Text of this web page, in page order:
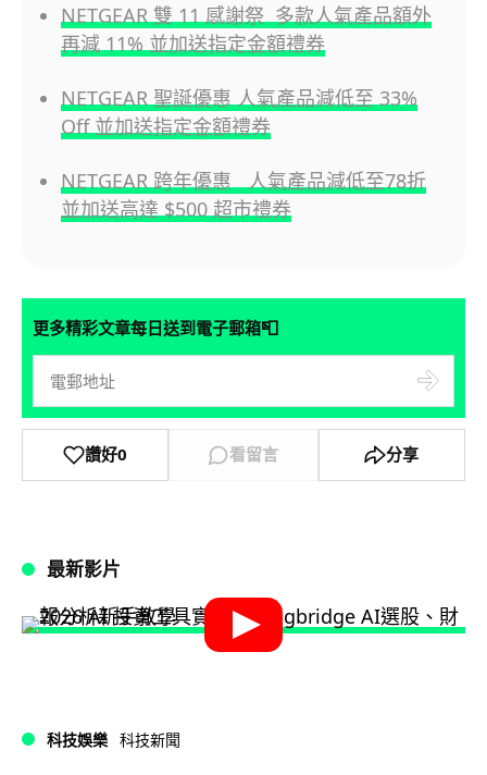
NETGEAR 雙 11 感謝祭 多款人氣產品額外
再減 11% 並加送指定金額禮券
NETGEAR 聖誕優惠 人氣產品減低至 33%
Off 並加送指定金額禮券
NETGEAR 跨年優惠 人氣產品減低至78折
並加送高達 $500 超市禮券
更多精彩文章每日送到電子郵箱📮
讚好0 看留言 分享
最新影片
科技娛樂 科技新聞